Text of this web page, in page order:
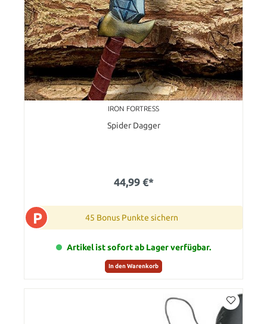
IRON FORTRESS
Spider Dagger
44,99 €*
P 45 Bonus Punkte sichern
Artikel ist sofort ab Lager verfügbar.
In den Warenkorb